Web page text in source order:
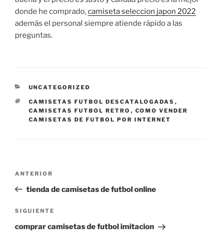
donde he comprado,camiseta seleccion japon 2022
además el personal siempre atiende rápido a las
preguntas.
CATEGORÍAS
UNCATEGORIZED
ETIQUETAS
CAMISETAS FUTBOL DESCATALOGADAS ,
CAMISETAS FUTBOL RETRO , COMO VENDER
CAMISETAS DE FUTBOL POR INTERNET
entradas
Entrada
anterior:
ANTERIOR
tienda de camisetas de futbol online
Siguiente
entrada
SIGUIENTE
comprar camisetas de futbol imitacion